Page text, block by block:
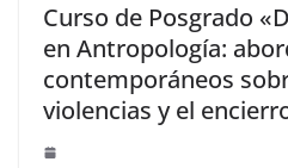
Curso de Posgrado
en Antropología:
contemporáneos
violencias y el